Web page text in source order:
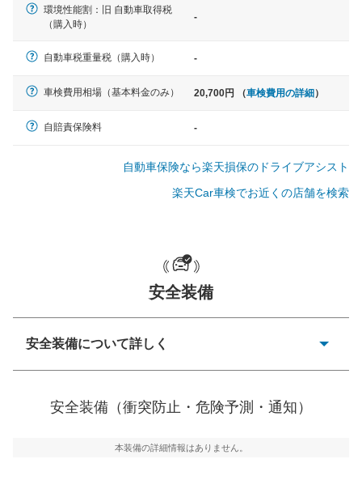
ノア、セレナ、プリウス、カロー
ラ、ステップワゴン など
大型車
クラウン、アルファード、フォレ
カD:5 など
環境性能割：旧 自動車取得税
（購入時）
-
自動車税重量税（購入時） -
車検費用相場（基本料金のみ） 20,700円 （車検費用の詳細）
自賠責保険料 -
自動車保険なら楽天損保のドライブアシスト
楽天Car車検でお近くの店舗を検索
安全装備
安全装備について詳しく
ーキアシスト、ABSなどが装備されています。
安全装備（衝突防止・危険予測・通知）
本装備の詳細情報はありません。